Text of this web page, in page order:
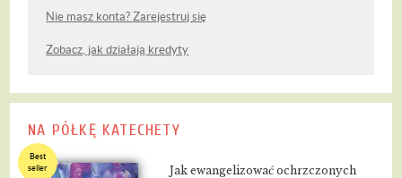
Nie masz konta? Zarejestruj się
Zobacz, jak działają kredyty
NA PÓŁKĘ KATECHETY
Best
seller
Jak ewangelizować ochrzczonych